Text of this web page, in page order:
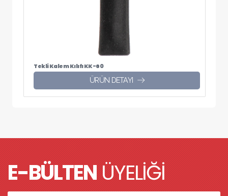
Tekli Kalem Kılıfı KK-60
ÜRÜN DETAYI
E-BÜLTENÜYELİĞİ